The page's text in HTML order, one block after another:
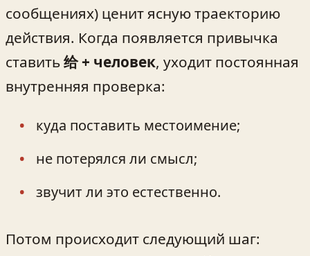
сообщениях) ценит ясную траекторию
действия. Когда появляется привычка
ставить给 + человек, уходит постоянная
внутренняя проверка:
куда поставить местоимение;
не потерялся ли смысл;
звучит ли это естественно.
Потом происходит следующий шаг: